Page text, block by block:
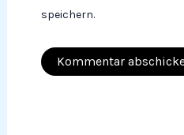
speichern.